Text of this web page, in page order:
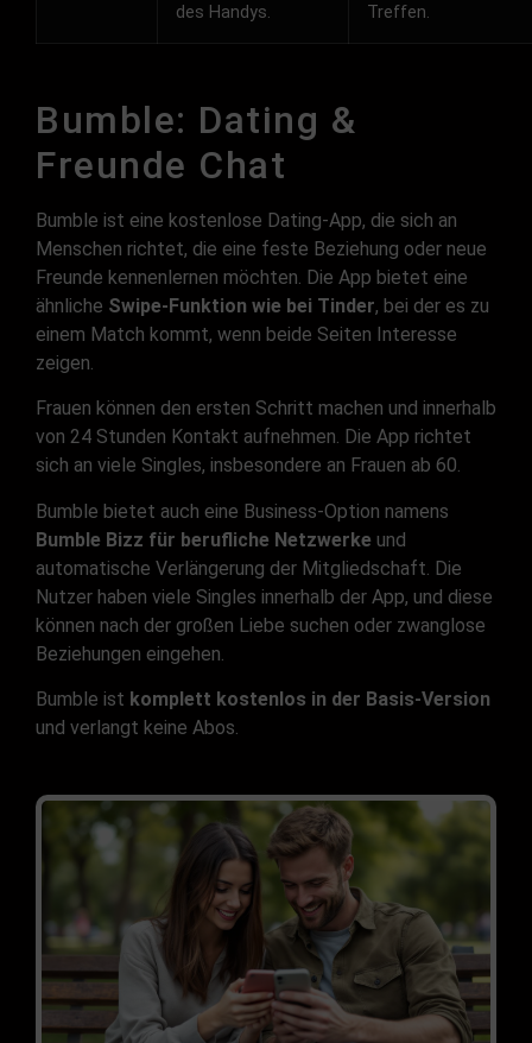
des Handys.
Treffen.
Bumble: Dating &
Freunde Chat
Bumble ist eine kostenlose Dating-App, die sich an
Menschen richtet, die eine feste Beziehung oder neue
Freunde kennenlernen möchten. Die App bietet eine
ähnliche Swipe-Funktion wie bei Tinder, bei der es zu
einem Match kommt, wenn beide Seiten Interesse
zeigen.
Frauen können den ersten Schritt machen und innerhalb
von 24 Stunden Kontakt aufnehmen. Die App richtet
sich an viele Singles, insbesondere an Frauen ab 60.
Bumble bietet auch eine Business-Option namens
Bumble Bizz für berufliche Netzwerke und
automatische Verlängerung der Mitgliedschaft. Die
Nutzer haben viele Singles innerhalb der App, und diese
können nach der großen Liebe suchen oder zwanglose
Beziehungen eingehen.
Bumble ist komplett kostenlos in der Basis-Version
und verlangt keine Abos.